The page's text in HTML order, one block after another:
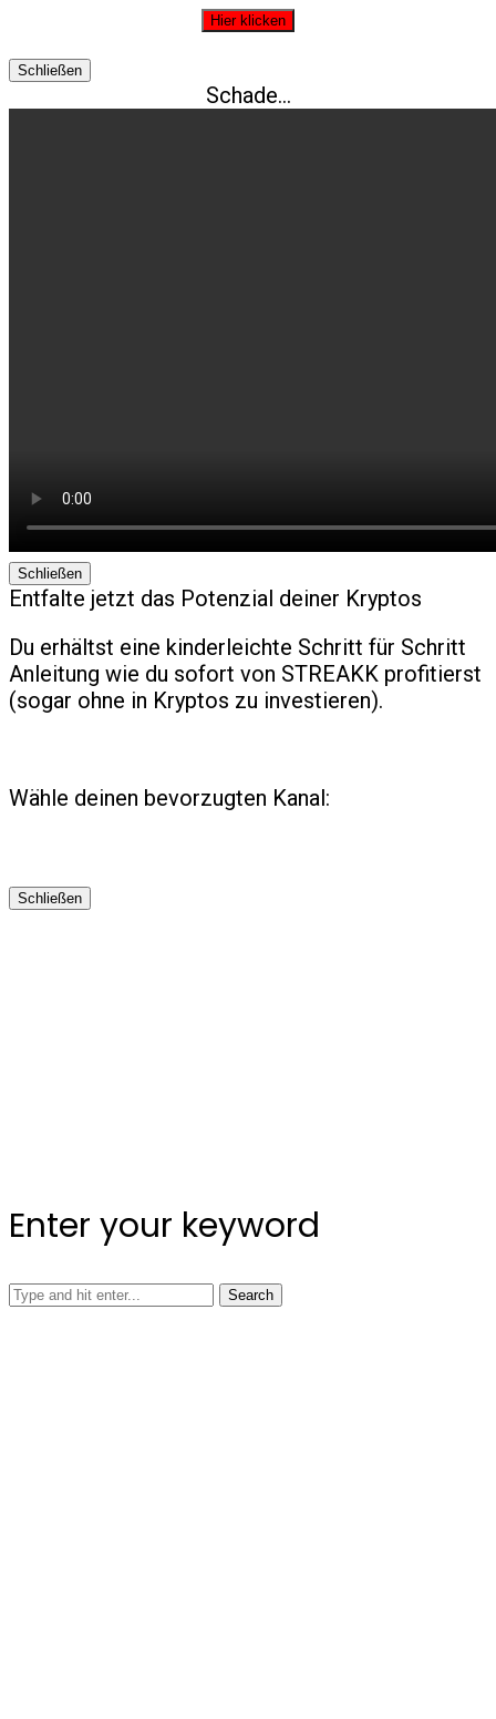
Hier klicken
Schließen
Schade…
Schließen
Entfalte jetzt das Potenzial deiner Kryptos
Du erhältst eine kinderleichte Schritt für Schritt
Anleitung wie du sofort von STREAKK profitierst
(sogar ohne in Kryptos zu investieren).
Wähle deinen bevorzugten Kanal:
Schließen
Enter your keyword
Search